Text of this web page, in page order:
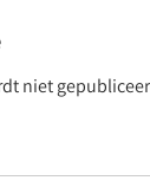
niet